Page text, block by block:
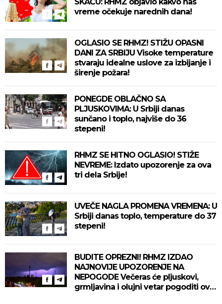
vreme očekuje narednih dana!
OGLASIO SE RHMZ! STIŽU OPASNI
DANI ZA SRBIJU Visoke temperature
stvaraju idealne uslove za izbijanje i
širenje požara!
PONEGDE OBLAČNO SA
PLJUSKOVIMA: U Srbiji danas
sunčano i toplo, najviše do 36
stepeni!
RHMZ SE HITNO OGLASIO! STIŽE
NEVREME: Izdato upozorenje za ova
tri dela Srbije!
UVEČE NAGLA PROMENA VREMENA: U
Srbiji danas toplo, temperature do 37
stepeni!
BUDITE OPREZNI! RHMZ IZDAO
NAJNOVIJE UPOZORENJE NA
NEPOGODE Večeras će pljuskovi,
grmljavina i olujni vetar pogoditi ove